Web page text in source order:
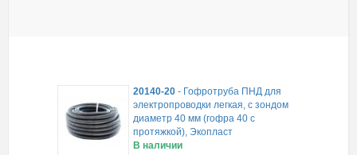
20140-20 - Гофротруба ПНД для
электропроводки легкая, с зондом
диаметр 40 мм (гофра 40 с
протяжкой), Экопласт
В наличии